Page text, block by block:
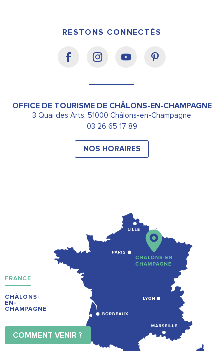
RESTONS CONNECTÉS
OFFICE DE TOURISME DE CHÂLONS-EN-CHAMPAGNE
3 Quai des Arts, 51000 Châlons-en-Champagne
03 26 65 17 89
NOS HORAIRES
FRANCE
CHÂLONS-
EN-
CHAMPAGNE
COMMENT VENIR ?